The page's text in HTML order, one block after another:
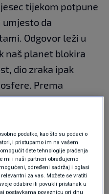
tijekom potpune
da
Odgovor leži u
naš planet blokira
dio zraka ipak
Prema
iz NASA-e, Zemljina
leća, lomeći
plavi dio spektra.
je crvenih i
svoj put prema
efekt kao da
podatke, kao što su podaci o
i pristupamo im na vašem
ćete tehnologije praćenja
mi i naši partneri obrađujemo
određeni sadržaj i oglasi
za vas. Možete se vratiti
odabire ili povukli pristanak u
postavkama poveznicu pri dnu